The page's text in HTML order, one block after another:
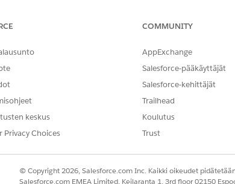
Salesforcessa. Jokainen toimenpide soveltuu eri
edellytykset
olevien arvosanaelementtien tutkiminen
Käytä käytettävissä olevia
keskus
Privacy Choices
COMMUNITY
AppExchange
Salesforce-pääkäyttäjät
Salesforce-kehittäjät
Trailhead
Koulutus
Trust
© Copyright 2026, Salesforce.com Inc. Kaikki oikeudet
Salesforce.com EMEA Limited, Keilaranta 1, 3rd floor 02150